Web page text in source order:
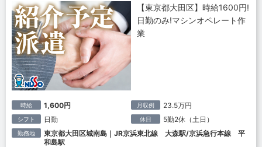
【東京都大田区】時給1600円!
日勤のみ!マシンオペレート作
業
時給 1,600円 月収例 23.5万円
シフト 日勤 休日 5勤2休（土日）
勤務地
東京都大田区城南島｜JR京浜東北線 大森駅/京浜急行本線 平
和島駅